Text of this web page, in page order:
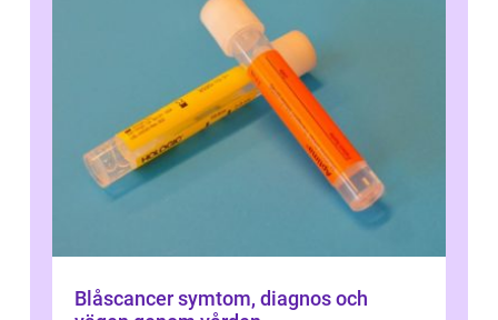
Blåscancer symtom, diagnos och